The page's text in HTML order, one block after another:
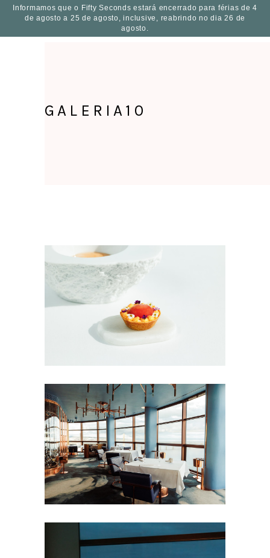
Informamos que o Fifty Seconds estará encerrado para férias de 4
de agosto a 25 de agosto, inclusive, reabrindo no dia 26 de
agosto.
PT
GALERIA10